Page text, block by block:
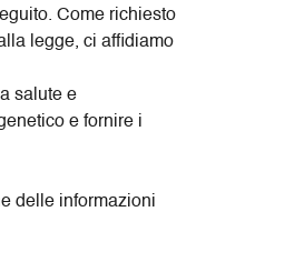
Come richiesto
legge, ci affidiamo
salute e
e fornire i
delle informazioni